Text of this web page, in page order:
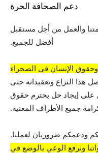
دعم الصحافة الحرة
والعمل من أجل مستقبل
أفضل للجميع.
وحقوق الإنسان في الصحراء
هذا النزاع وتعقيداته حتى
على إيجاد حل يحترم حقوق
جميع الأطراف المعنية.
ودعمكم ضروريان لعملنا.
ونرفع الوعي بالوضع في